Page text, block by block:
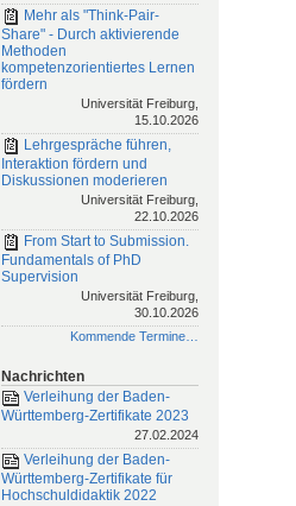
Mehr als "Think-Pair-
Share" - Durch aktivierende
Methoden
kompetenzorientiertes Lernen
fördern
Universität Freiburg,
15.10.2026
Lehrgespräche führen,
Interaktion fördern und
Diskussionen moderieren
Universität Freiburg,
22.10.2026
From Start to Submission.
Fundamentals of PhD
Supervision
Universität Freiburg,
30.10.2026
Kommende Termine…
Nachrichten
Verleihung der Baden-
Württemberg-Zertifikate 2023
27.02.2024
Verleihung der Baden-
Württemberg-Zertifikate für
Hochschuldidaktik 2022